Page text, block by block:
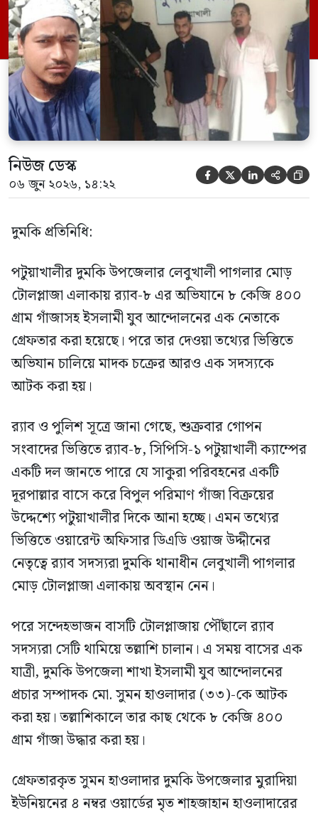
এক সদস্যকে আটক করা হয়। র‍্যাব ও পুলিশ
সূত্রে জানা গেছে, শুক্রবার গোপন সংবাদের
ভিত্তিতে র‍্যাব-৮, সিপিসি-১ পটুয়াখালী ক্যাম্পের
[…]
নিউজ ডেস্ক
০৬ জুন ২০২৬, ১৪:২২     
দুমকি প্রতিনিধি:
পটুয়াখালীর দুমকি উপজেলার লেবুখালী পাগলার মোড়
টোলপ্লাজা এলাকায় র‍্যাব-৮ এর অভিযানে ৮ কেজি ৪০০
গ্রাম গাঁজাসহ ইসলামী যুব আন্দোলনের এক নেতাকে
গ্রেফতার করা হয়েছে। পরে তার দেওয়া তথ্যের ভিত্তিতে
অভিযান চালিয়ে মাদক চক্রের আরও এক সদস্যকে
আটক করা হয়।
র‍্যাব ও পুলিশ সূত্রে জানা গেছে, শুক্রবার গোপন
সংবাদের ভিত্তিতে র‍্যাব-৮, সিপিসি-১ পটুয়াখালী ক্যাম্পের
একটি দল জানতে পারে যে সাকুরা পরিবহনের একটি
দূরপাল্লার বাসে করে বিপুল পরিমাণ গাঁজা বিক্রয়ের
উদ্দেশ্যে পটুয়াখালীর দিকে আনা হচ্ছে। এমন তথ্যের
ভিত্তিতে ওয়ারেন্ট অফিসার ডিএডি ওয়াজ উদ্দীনের
নেতৃত্বে র‍্যাব সদস্যরা দুমকি থানাধীন লেবুখালী পাগলার
মোড় টোলপ্লাজা এলাকায় অবস্থান নেন।
পরে সন্দেহভাজন বাসটি টোলপ্লাজায় পৌঁছালে র‍্যাব
সদস্যরা সেটি থামিয়ে তল্লাশি চালান। এ সময় বাসের এক
যাত্রী, দুমকি উপজেলা শাখা ইসলামী যুব আন্দোলনের
প্রচার সম্পাদক মো. সুমন হাওলাদার (৩৩)-কে আটক
করা হয়। তল্লাশিকালে তার কাছ থেকে ৮ কেজি ৪০০
গ্রাম গাঁজা উদ্ধার করা হয়।
গ্রেফতারকৃত সুমন হাওলাদার দুমকি উপজেলার মুরাদিয়া
ইউনিয়নের ৪ নম্বর ওয়ার্ডের মৃত শাহজাহান হাওলাদারের